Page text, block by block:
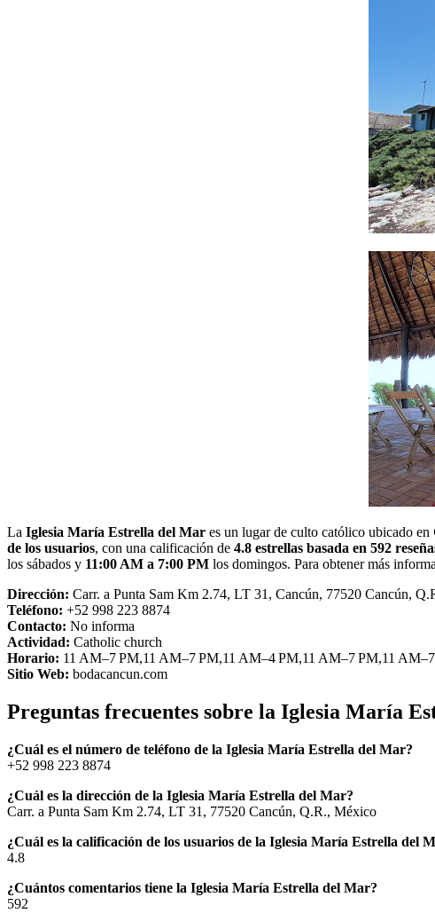
La Iglesia María Estrella del Mar es un lugar de culto católico ubicado en
de los usuarios, con una calificación de 4.8 estrellas basada en 592
los sábados y 11:00 AM a 7:00 PM los domingos. Para obtener más
Dirección: Carr. a Punta Sam Km 2.74, LT 31, Cancún, 77520 Cancún,
Teléfono: +52 998 223 8874
Contacto: No informa
Actividad: Catholic church
Horario: 11 AM–7 PM,11 AM–7 PM,11 AM–4 PM,11 AM–7 PM,11
Sitio Web: bodacancun.com
Preguntas frecuentes sobre la Iglesia María
¿Cuál es el número de teléfono de la Iglesia María Estrella del Mar?
+52 998 223 8874
¿Cuál es la dirección de la Iglesia María Estrella del Mar?
Carr. a Punta Sam Km 2.74, LT 31, 77520 Cancún, Q.R., México
¿Cuál es la calificación de los usuarios de la Iglesia María Estrella del
4.8
¿Cuántos comentarios tiene la Iglesia María Estrella del Mar?
592